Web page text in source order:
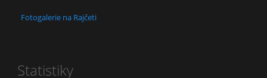
Fotogalerie na Rajčeti
Statistiky